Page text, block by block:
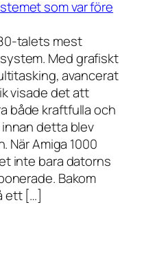
som var före
talets mest
Med grafiskt
avancerat
visade det att
både kraftfulla och
detta blev
När Amiga 1000
inte bara datorns
Bakom
ett […]